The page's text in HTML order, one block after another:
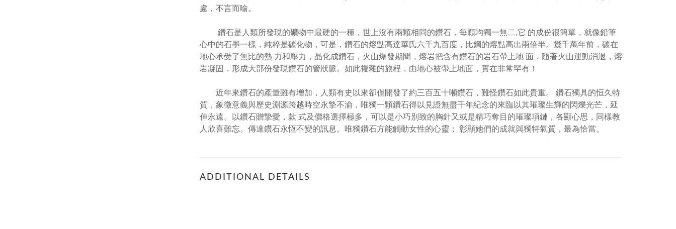
處，不言而喻。
鑽石是人類所發現的礦物中最硬的一種，世上沒有兩顆相同的鑽石，每顆均獨一無二,它 的成份很簡單，就像鉛筆
心中的石墨一樣，純粹是碳化物，可是，鑽石的熔點高達華氏六千九百度，比鋼的熔點高出兩倍半。幾千萬年前，碳在
地心承受了無比的熱 力和壓力，晶化成鑽石，火山爆發期間，熔岩把含有鑽石的岩石帶上地 面，隨著火山運動消退，熔
岩凝固，形成大部份發現鑽石的管狀脈。如此複雜的旅程，由地心被帶上地面，實在非常罕有！
近年來鑽石的產量雖有增加，人類有史以來卻僅開發了約三百五十噸鑽石，難怪鑽石如此貴重。 鑽石獨具的恒久特
質，象徵意義與歷史淵源跨越時空永摯不渝，唯獨一顆鑽石得以見證無盡千年紀念的來臨以其璀璨生輝的閃爍光芒，延
伸永遠。以鑽石贈摯愛，款 式及價格選擇極多，可以是小巧別致的胸針又或是精巧奪目的璀璨項鏈，各顯心思，同樣教
人欣喜難忘。傳達鑽石永恆不變的訊息。唯獨鑽石方能觸動女性的心靈； 彰顯她們的成就與獨特氣質，最為恰當。
ADDITIONAL DETAILS